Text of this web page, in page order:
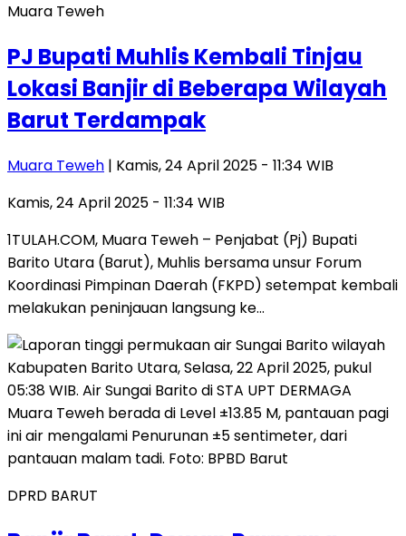
Muara Teweh
PJ Bupati Muhlis Kembali Tinjau
Lokasi Banjir di Beberapa Wilayah
Barut Terdampak
Muara Teweh | Kamis, 24 April 2025 - 11:34 WIB
Kamis, 24 April 2025 - 11:34 WIB
1TULAH.COM, Muara Teweh – Penjabat (Pj) Bupati
Barito Utara (Barut), Muhlis bersama unsur Forum
Koordinasi Pimpinan Daerah (FKPD) setempat kembali
melakukan peninjauan langsung ke…
DPRD BARUT